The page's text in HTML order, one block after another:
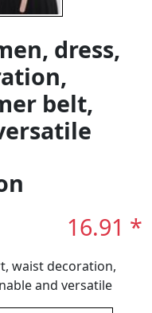
dress,
belt,
16.91 *
waist decoration,
and versatile